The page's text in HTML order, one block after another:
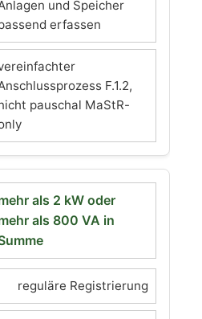
und Speicher
erfassen
F.1.2,
pauschal MaStR-
als 2 kW oder
als 800 VA in
reguläre Registrierung